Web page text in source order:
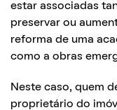
estar associadas
preservar ou
reforma de uma
como a obras
Neste caso, quem
proprietário do